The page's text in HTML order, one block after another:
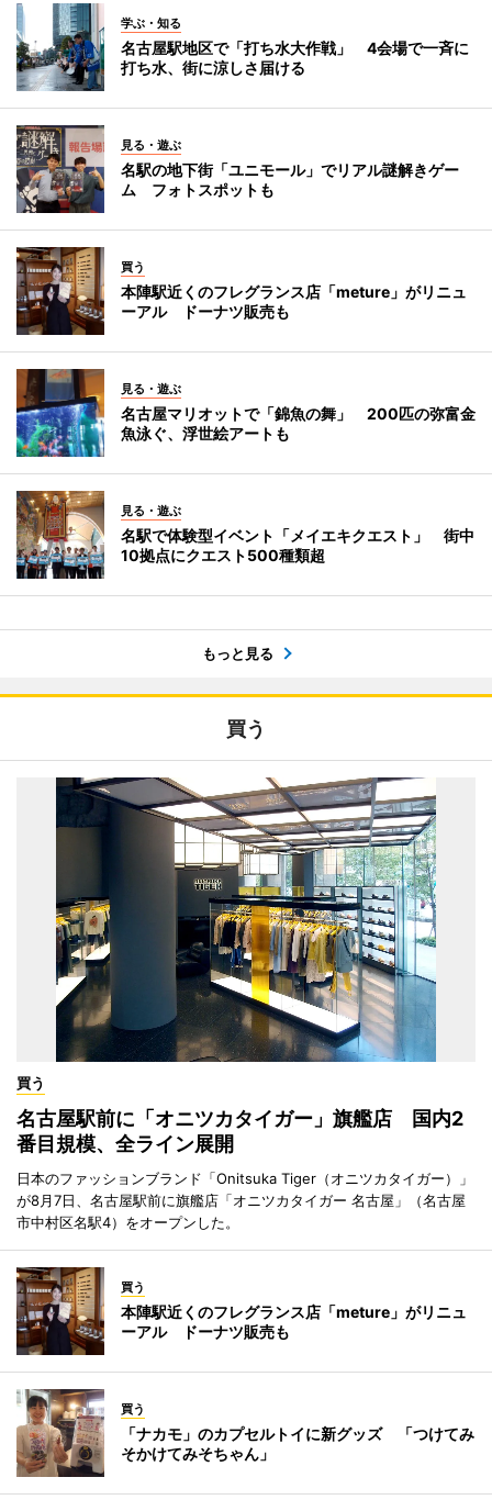
学ぶ・知る
名古屋駅地区で「打ち水大作戦」 4会場で一斉に
打ち水、街に涼しさ届ける
見る・遊ぶ
名駅の地下街「ユニモール」でリアル謎解きゲー
ム フォトスポットも
買う
本陣駅近くのフレグランス店「meture」がリニュ
ーアル ドーナツ販売も
見る・遊ぶ
名古屋マリオットで「錦魚の舞」 200匹の弥富金
魚泳ぐ、浮世絵アートも
見る・遊ぶ
名駅で体験型イベント「メイエキクエスト」 街中
10拠点にクエスト500種類超
もっと見る
買う
買う
名古屋駅前に「オニツカタイガー」旗艦店 国内2
番目規模、全ライン展開
日本のファッションブランド「Onitsuka Tiger（オニツカタイガー）」
が8月7日、名古屋駅前に旗艦店「オニツカタイガー 名古屋」（名古屋
市中村区名駅4）をオープンした。
買う
本陣駅近くのフレグランス店「meture」がリニュ
ーアル ドーナツ販売も
買う
「ナカモ」のカプセルトイに新グッズ 「つけてみ
そかけてみそちゃん」